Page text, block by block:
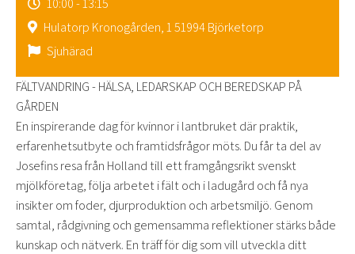
10:00 - 13:15
Hulatorp Kronogården, 1 51994 Björketorp
Sjuhärad
FÄLTVANDRING - HÄLSA, LEDARSKAP OCH BEREDSKAP PÅ
GÅRDEN
En inspirerande dag för kvinnor i lantbruket där praktik,
erfarenhetsutbyte och framtidsfrågor möts. Du får ta del av
Josefins resa från Holland till ett framgångsrikt svenskt
mjölkföretag, följa arbetet i fält och i ladugård och få nya
insikter om foder, djurproduktion och arbetsmiljö. Genom
samtal, rådgivning och gemensamma reflektioner stärks både
kunskap och nätverk. En träff för dig som vill utveckla ditt